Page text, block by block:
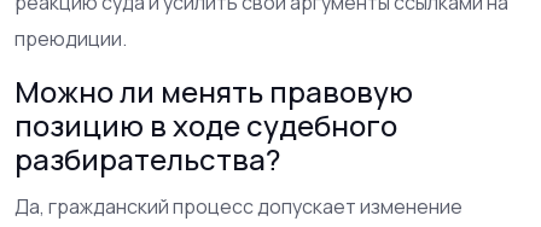
преюдиции.
Можно ли менять правовую
позицию в ходе судебного
разбирательства?
Да, гражданский процесс допускает изменение